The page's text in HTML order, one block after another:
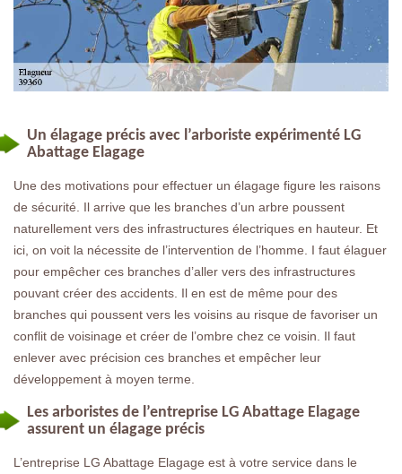
Un élagage précis avec l’arboriste expérimenté LG
Abattage Elagage
Une des motivations pour effectuer un élagage figure les raisons
de sécurité. Il arrive que les branches d’un arbre poussent
naturellement vers des infrastructures électriques en hauteur. Et
ici, on voit la nécessite de l’intervention de l’homme. I faut élaguer
pour empêcher ces branches d’aller vers des infrastructures
pouvant créer des accidents. Il en est de même pour des
branches qui poussent vers les voisins au risque de favoriser un
conflit de voisinage et créer de l’ombre chez ce voisin. Il faut
enlever avec précision ces branches et empêcher leur
développement à moyen terme.
Les arboristes de l’entreprise LG Abattage Elagage
assurent un élagage précis
L’entreprise LG Abattage Elagage est à votre service dans le